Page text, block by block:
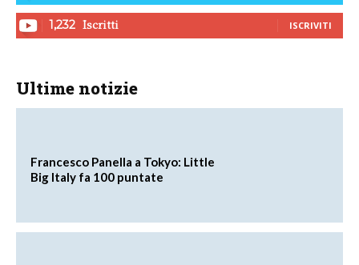
1,232 Iscritti ISCRIVITI
Ultime notizie
Francesco Panella a Tokyo: Little
Big Italy fa 100 puntate